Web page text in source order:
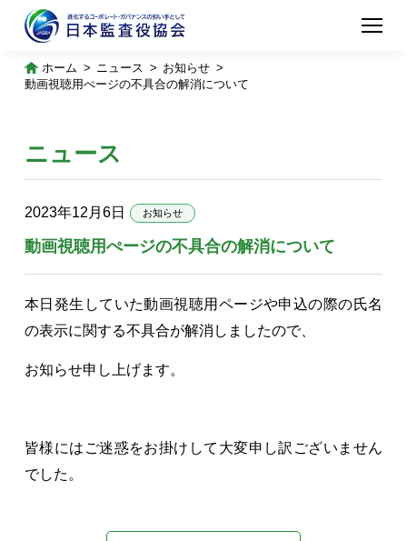
ホーム ニュース
お知らせ
動画視聴用ぺージの不具合の解消について
ニュース
2023年12月6日 お知らせ
動画視聴用ぺージの不具合の解消について
本日発生していた動画視聴用ページや申込の際の氏名
の表示に関する不具合が解消しましたので、
お知らせ申し上げます。
皆様にはご迷惑をお掛けして大変申し訳ございません
でした。